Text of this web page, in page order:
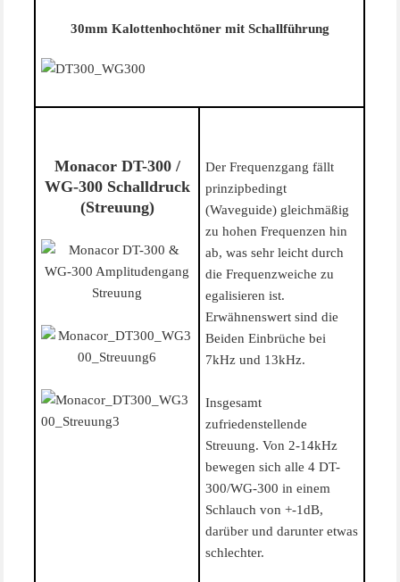
30mm Kalottenhochtöner mit Schallführung
Monacor DT-300 /
WG-300 Schalldruck
(Streuung)
Der Frequenzgang fällt
prinzipbedingt
(Waveguide) gleichmäßig
zu hohen Frequenzen hin
ab, was sehr leicht durch
die Frequenzweiche zu
egalisieren ist.
Erwähnenswert sind die
Beiden Einbrüche bei
7kHz und 13kHz.
Insgesamt
zufriedenstellende
Streuung. Von 2-14kHz
bewegen sich alle 4 DT-
300/WG-300 in einem
Schlauch von +-1dB,
darüber und darunter etwas
schlechter.